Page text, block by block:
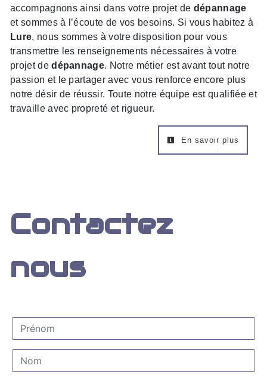
accompagnons ainsi dans votre projet de dépannage
et sommes à l’écoute de vos besoins. Si vous habitez à
Lure, nous sommes à votre disposition pour vous
transmettre les renseignements nécessaires à votre
projet dedépannage. Notre métier est avant tout notre
passion et le partager avec vous renforce encore plus
notre désir de réussir. Toute notre équipe est qualifiée et
travaille avec propreté et rigueur.
En savoir plus
Contactez
nous